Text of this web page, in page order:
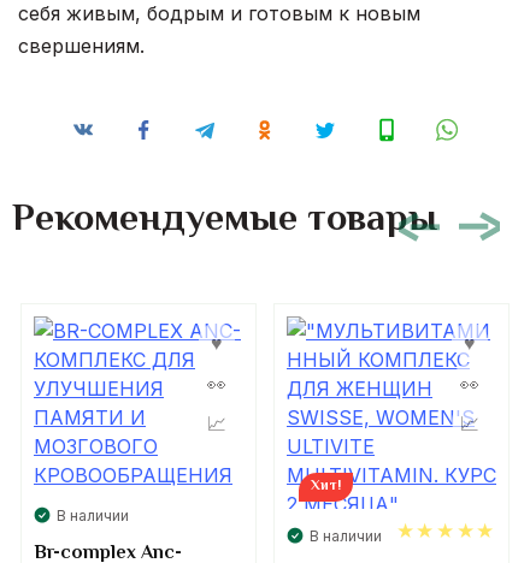
себя живым, бодрым и готовым к новым
свершениям.
Рекомендуемые товары
В наличии
Br-complex Anc-
Хит!
В наличии